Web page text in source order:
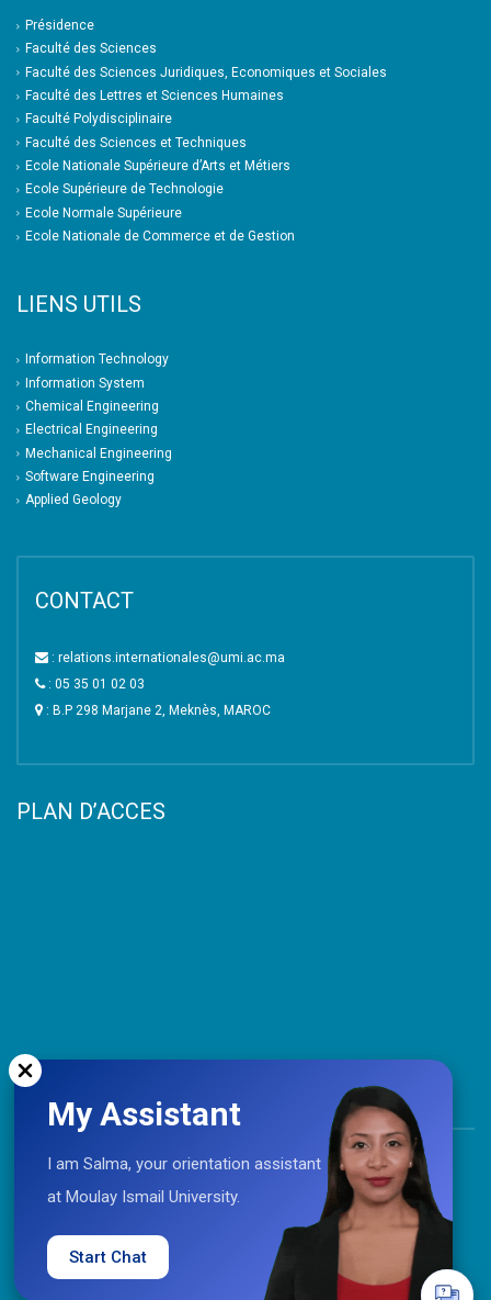
Présidence
Faculté des Sciences
Faculté des Sciences Juridiques, Economiques et Sociales
Faculté des Lettres et Sciences Humaines
Faculté Polydisciplinaire
Faculté des Sciences et Techniques
Ecole Nationale Supérieure d’Arts et Métiers
Ecole Supérieure de Technologie
Ecole Normale Supérieure
Ecole Nationale de Commerce et de Gestion
LIENS UTILS
Information Technology
Information System
Chemical Engineering
Electrical Engineering
Mechanical Engineering
Software Engineering
Applied Geology
CONTACT
: relations.internationales@umi.ac.ma
: 05 35 01 02 03
: B.P 298 Marjane 2, Meknès, MAROC
PLAN D’ACCES
TOP
Coopération © 2021 Université Moulay Ismail
My Assistant
I am Salma, your orientation assistant
at Moulay Ismail University.
Start Chat